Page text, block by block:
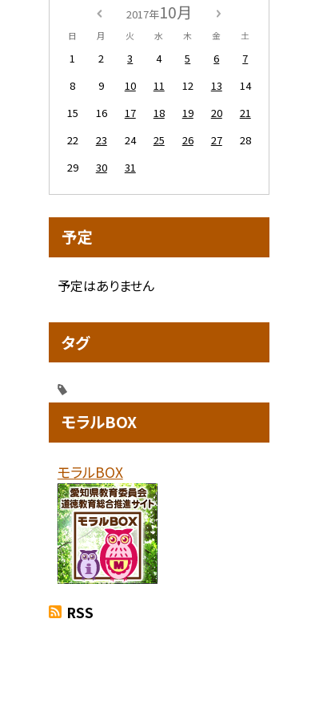
2017年10月
日 月 火 水 木 金 土
1 2 3 4 5 6
7
8
9 10 11 12 13
14
15
16 17 18 19 20
21
22
23 24 25 26 27
28
29
30 31
予定
予定はありません
タグ
モラルBOX
モラルBOX
RSS